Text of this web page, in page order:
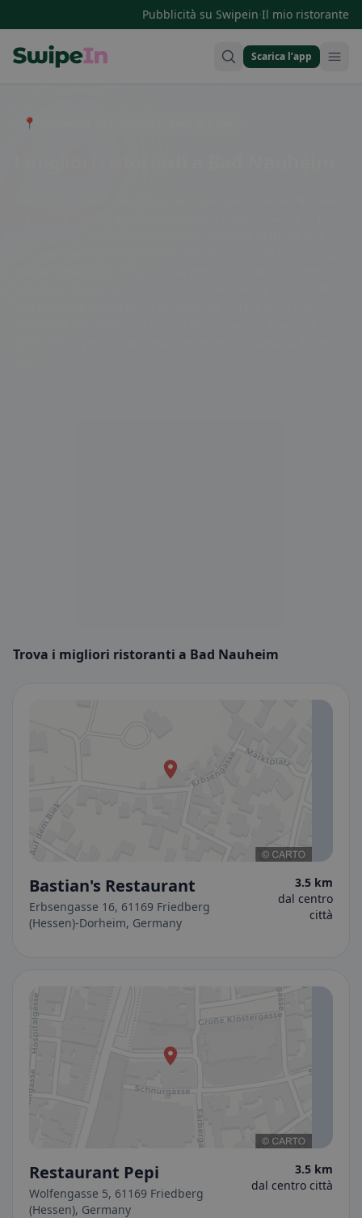
Pubblicità su Swipein·Il mio ristorante
Scarica l’app
📍 Entdecke Restaurants, Bars & Cafés
Trova i migliori ristoranti a Bad Nauheim
Bastian's Restaurant
Erbsengasse 16, 61169 Friedberg
(Hessen)-Dorheim, Germany
3.5 km
dal centro
città
Restaurant Pepi
Wolfengasse 5, 61169 Friedberg
(Hessen), Germany
3.5 km
dal centro città